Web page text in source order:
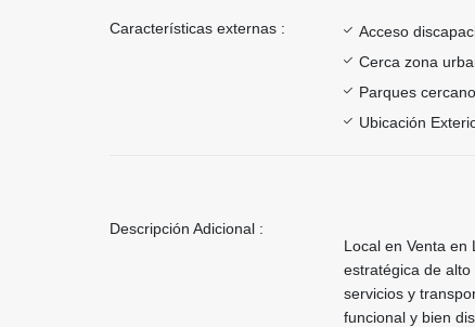
Características externas : Acceso
Cerca zona
Parques
Ubicación
Descripción Adicional :
Local en Venta en
estratégica de
servicios y
funcional y bien